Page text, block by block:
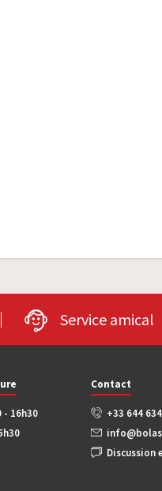
Service amical
- 16h30
Contact
+33 644
Discussion